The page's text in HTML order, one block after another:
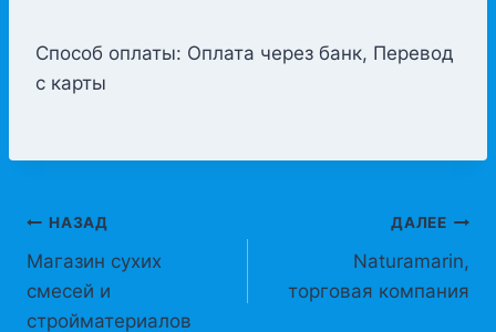
Способ оплаты: Оплата через банк, Перевод
с карты
Навигация
по
записям
НАЗАД
Магазин сухих
смесей и
стройматериалов
ДАЛЕЕ
Naturamarin,
торговая компания